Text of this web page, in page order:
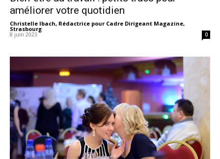
améliorer votre quotidien
Christelle Ibach, Rédactrice pour Cadre Dirigeant Magazine,
Strasbourg -
8 juin 2023 0